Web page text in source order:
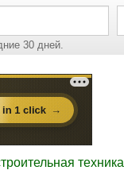
30 дней.
техника